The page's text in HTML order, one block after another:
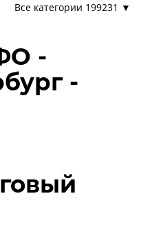
Все категории 199231 ▼
-
-